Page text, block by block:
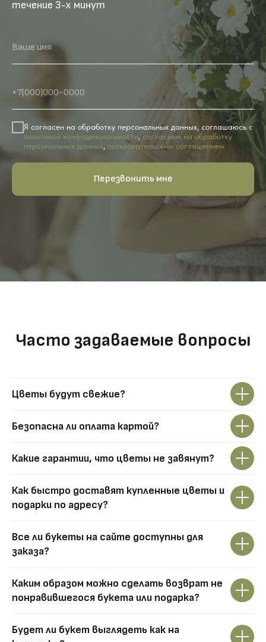
течение 3-х минут
Ваше имя
+7(000)000-0000
Я согласен на обработку персональных данных, соглашаюсь с
политикой конфиденциальности, согласием на обработку
персональных данных, пользовательским соглашением
Перезвонить мне
Часто задаваемые вопросы
Цветы будут свежие?
Безопасна ли оплата картой?
Какие гарантии, что цветы не завянут?
Как быстро доставят купленные цветы и
подарки по адресу?
Все ли букеты на сайте доступны для
заказа?
Каким образом можно сделать возврат не
понравившегося букета или подарка?
Будет ли букет выглядеть как на